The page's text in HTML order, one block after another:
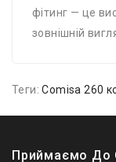
фітинг — це
зовнішній
Теги:Comisa 260
Приймаємо До